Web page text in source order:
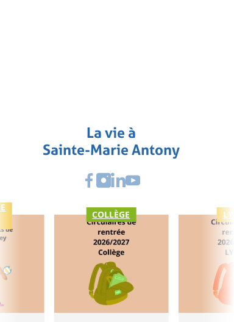
La vie à
Sainte-Marie Antony
COLLÈGE